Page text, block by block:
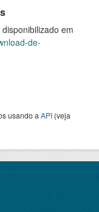
em
de-
usando a API (veja